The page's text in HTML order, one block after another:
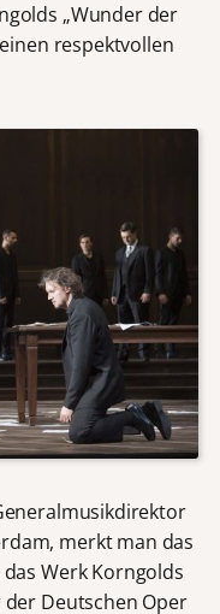
„Wunder der
respektvollen
merkt man das
Werk Korngolds
Deutschen Oper